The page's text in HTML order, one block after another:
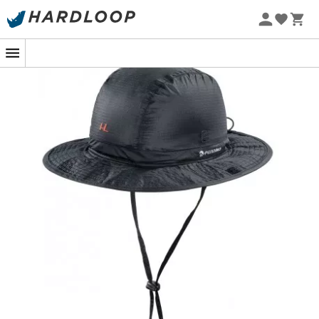
Sommarerbjudanden 🔥 -5 % EXTRA vid köp av 2 produkter*